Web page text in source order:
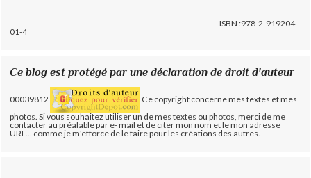
ISBN :978-2-919204-
01-4
Ce blog est protégé par une déclaration de droit d'auteur
00039812
Ce copyright concerne mes textes et mes
photos. Si vous souhaitez utiliser un de mes textes ou photos, merci de me
contacter au préalable par e- mail et de citer mon nom et le mon adresse
URL... comme je m'efforce de le faire pour les créations des autres.